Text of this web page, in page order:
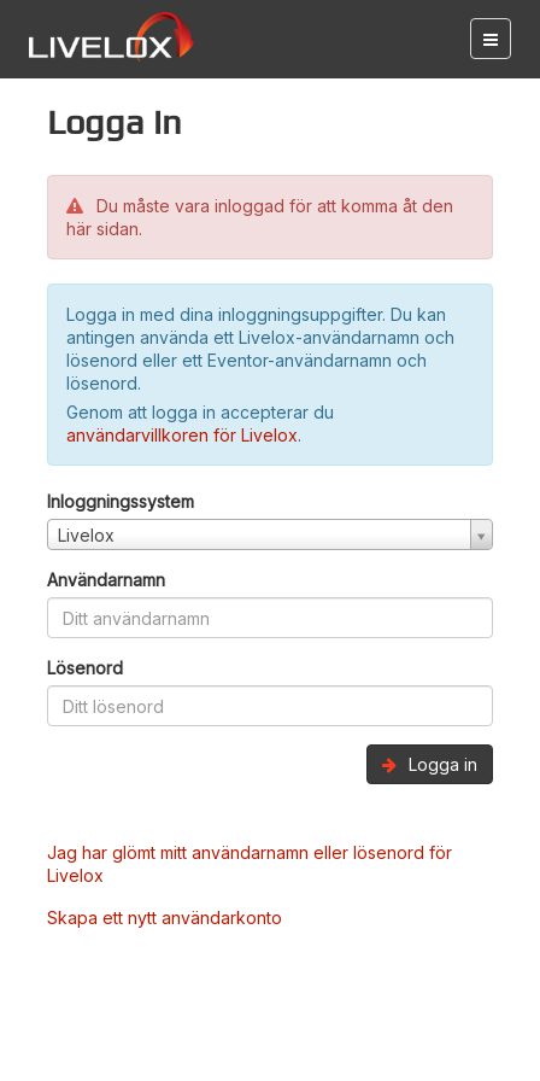
Logga in
Du måste vara inloggad för att komma åt den
här sidan.
Logga in med dina inloggningsuppgifter. Du kan
antingen använda ett Livelox-användarnamn och
lösenord eller ett Eventor-användarnamn och
lösenord.
Genom att logga in accepterar du
användarvillkoren för Livelox.
Inloggningssystem
Livelox
Användarnamn
Lösenord
Logga in
Jag har glömt mitt användarnamn eller lösenord för
Livelox
Skapa ett nytt användarkonto